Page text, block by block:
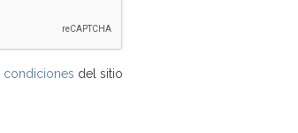
condiciones del sitio